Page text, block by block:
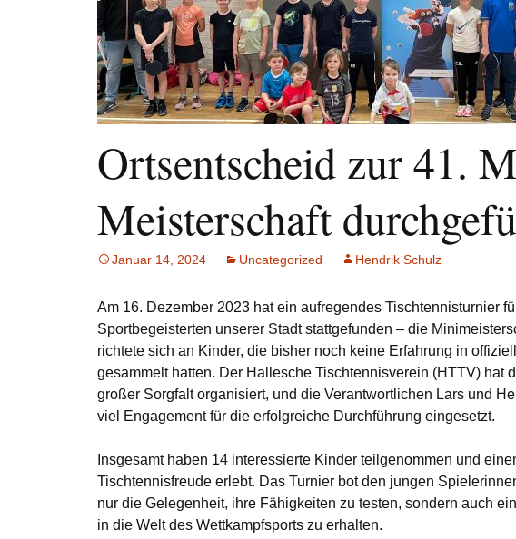
Mansfeld-Südharz)
Jugend – 1. Mannschaft
(Verbandsliga Jugend
Jugend – 2. Mannschaft
Jugend – 3. Mannschaft
Ortsentscheid zur 41.
Meisterschaft
Januar 14, 2024 Uncategorized Hendrik Schulz
Am 16. Dezember 2023 hat ein aufregendes Tischtennisturnier
Sportbegeisterten unserer Stadt stattgefunden – die
richtete sich an Kinder, die bisher noch keine Erfahrung in
gesammelt hatten. Der Hallesche Tischtennisverein (HTTV) hat
großer Sorgfalt organisiert, und die Verantwortlichen Lars und
viel Engagement für die erfolgreiche Durchführung eingesetzt.
Insgesamt haben 14 interessierte Kinder teilgenommen und
Tischtennisfreude erlebt. Das Turnier bot den jungen
nur die Gelegenheit, ihre Fähigkeiten zu testen, sondern auch
in die Welt des Wettkampfsports zu erhalten.